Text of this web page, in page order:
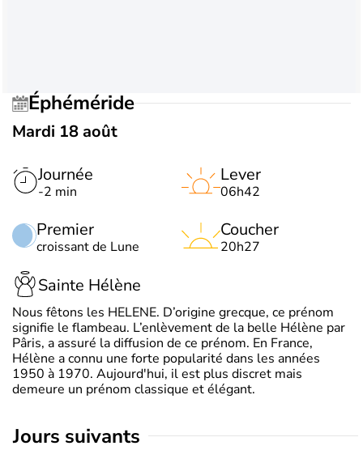
Éphéméride
Mardi 18 août
Journée
-2 min
Premier
croissant de Lune
Lever
06h42
Coucher
20h27
Sainte Hélène
Nous fêtons les HELENE. D’origine grecque, ce prénom
signifie le flambeau. L’enlèvement de la belle Hélène par
Pâris, a assuré la diffusion de ce prénom. En France,
Hélène a connu une forte popularité dans les années
1950 à 1970. Aujourd'hui, il est plus discret mais
demeure un prénom classique et élégant.
jours suivants